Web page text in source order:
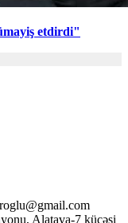
etdirdi"
Alatava-7 küçəsi